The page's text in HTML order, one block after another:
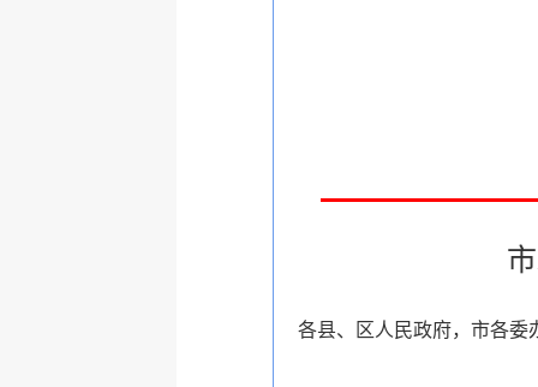
各县、区人民政府，市各委